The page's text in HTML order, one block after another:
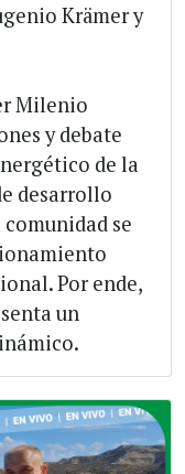
Krämer y
Milenio
y debate
de la
desarrollo
se
Por ende,
un